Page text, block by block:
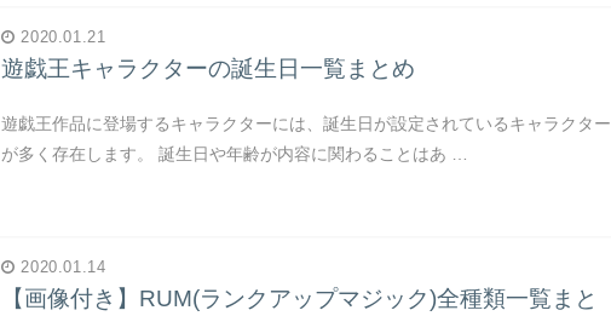
2020.01.21
遊戯王キャラクターの誕生日一覧まとめ
遊戯王作品に登場するキャラクターには、誕生日が設定されているキャラクター
が多く存在します。 誕生日や年齢が内容に関わることはあ …
2020.01.14
【画像付き】RUM(ランクアップマジック)全種類一覧まと